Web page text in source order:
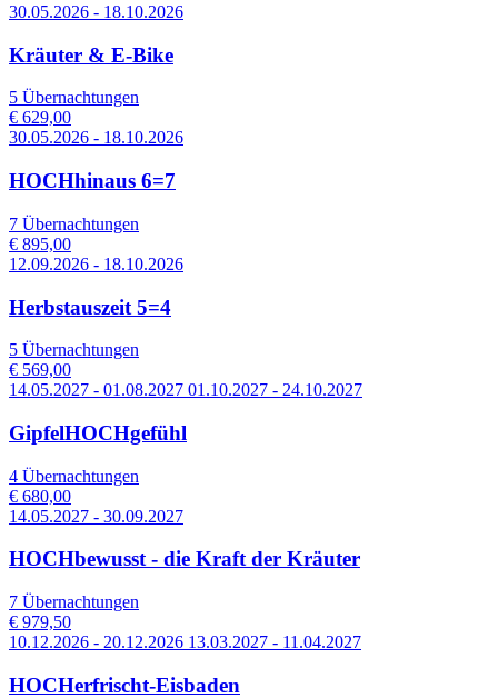
30.05.2026 - 18.10.2026
Kräuter & E-Bike
5 Übernachtungen
€ 629,00
30.05.2026 - 18.10.2026
HOCHhinaus 6=7
7 Übernachtungen
€ 895,00
12.09.2026 - 18.10.2026
Herbstauszeit 5=4
5 Übernachtungen
€ 569,00
14.05.2027 - 01.08.2027 01.10.2027 - 24.10.2027
GipfelHOCHgefühl
4 Übernachtungen
€ 680,00
14.05.2027 - 30.09.2027
HOCHbewusst - die Kraft der Kräuter
7 Übernachtungen
€ 979,50
10.12.2026 - 20.12.2026 13.03.2027 - 11.04.2027
HOCHerfrischt-Eisbaden